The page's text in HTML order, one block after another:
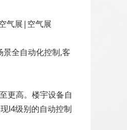
全自动化控制,客
更高。楼宇设备自
l4级别的自动控制